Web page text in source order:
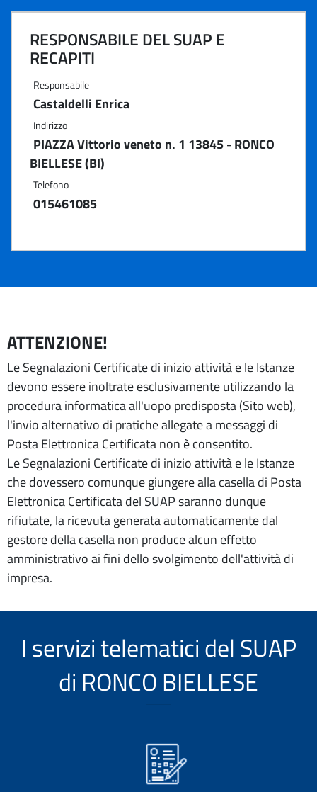
RESPONSABILE DEL SUAP E
RECAPITI
Responsabile
Castaldelli Enrica
Indirizzo
PIAZZA Vittorio veneto n. 1 13845 - RONCO
BIELLESE (BI)
Telefono
015461085
ATTENZIONE!
Le Segnalazioni Certificate di inizio attività e le Istanze
devono essere inoltrate esclusivamente utilizzando la
procedura informatica all'uopo predisposta (Sito web),
l'invio alternativo di pratiche allegate a messaggi di
Posta Elettronica Certificata non è consentito.
Le Segnalazioni Certificate di inizio attività e le Istanze
che dovessero comunque giungere alla casella di Posta
Elettronica Certificata del SUAP saranno dunque
rifiutate, la ricevuta generata automaticamente dal
gestore della casella non produce alcun effetto
amministrativo ai fini dello svolgimento dell'attività di
impresa.
I servizi telematici del SUAP
di RONCO BIELLESE